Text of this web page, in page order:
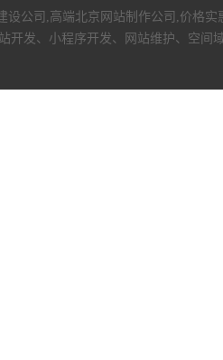
设公司,高端北京网站制作公司,价格
开发、小程序开发、网站维护、空